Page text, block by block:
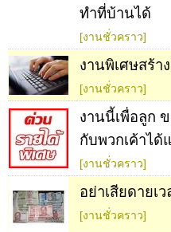
ทําที่บ้านได้
[งานชั่วคราว]
งานพิเศษสร้า
[งานชั่วคราว]
งานนี้เพื่อลูก
กับพวกเค้าไ
[งานชั่วคราว]
อย่าเสียดายเ
[งานชั่วคราว]